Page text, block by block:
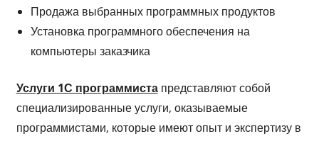
Продажа выбранных программных продуктов
Установка программного обеспечения на
компьютеры заказчика
Услуги 1С программистапредставляют собой
специализированные услуги, оказываемые
программистами, которые имеют опыт и экспертизу в